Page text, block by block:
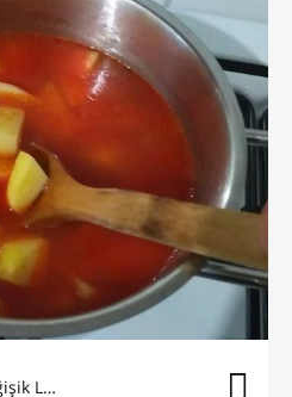
Tuğba Dereli Değişik Lezzetler